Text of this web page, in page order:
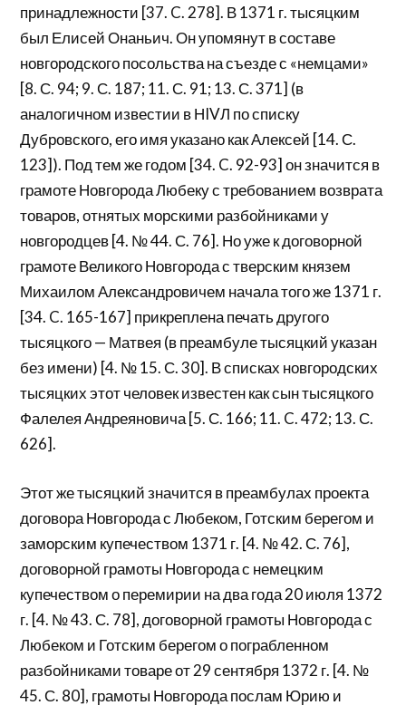
принадлежности [37. C. 278]. В 1371 г. тысяцким
был Елисей Онаньич. Он упомянут в составе
новгородского посольства на съезде с «немцами»
[8. С. 94; 9. С. 187; 11. С. 91; 13. С. 371] (в
аналогичном известии в НIVЛ по списку
Дубровского, его имя указано как Алексей [14. С.
123]). Под тем же годом [34. C. 92-93] он значится в
грамоте Новгорода Любеку с требованием возврата
товаров, отнятых морскими разбойниками у
новгородцев [4. № 44. С. 76]. Но уже к договорной
грамоте Великого Новгорода с тверским князем
Михаилом Александровичем начала того же 1371 г.
[34. C. 165-167] прикреплена печать другого
тысяцкого — Матвея (в преамбуле тысяцкий указан
без имени) [4. № 15. С. 30]. В списках новгородских
тысяцких этот человек известен как сын тысяцкого
Фалелея Андреяновича [5. С. 166; 11. C. 472; 13. С.
626].
Этот же тысяцкий значится в преамбулах проекта
договора Новгорода с Любеком, Готским берегом и
заморским купечеством 1371 г. [4. № 42. С. 76],
договорной грамоты Новгорода с немецким
купечеством о перемирии на два года 20 июля 1372
г. [4. № 43. С. 78], договорной грамоты Новгорода с
Любеком и Готским берегом о пограбленном
разбойниками товаре от 29 сентября 1372 г. [4. №
45. С. 80], грамоты Новгорода послам Юрию и